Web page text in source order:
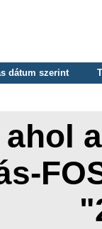
dátum szerint